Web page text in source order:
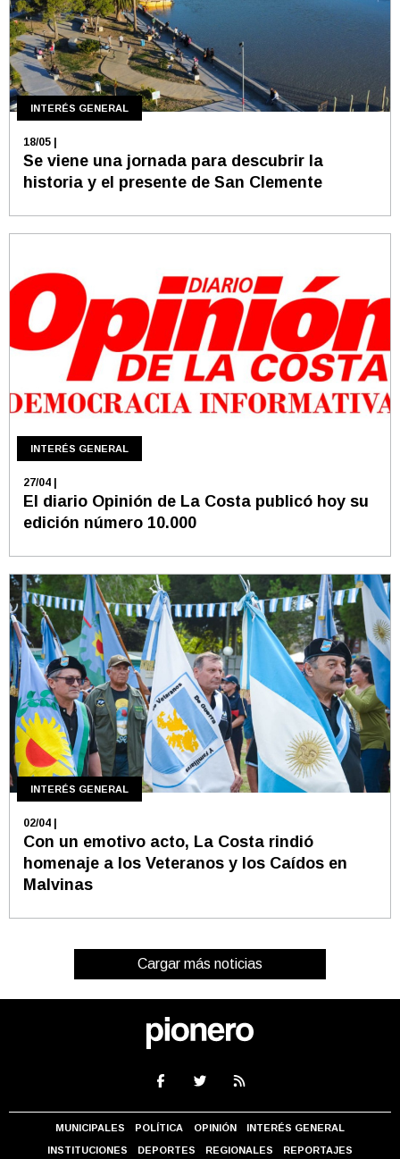
INTERÉS GENERAL
18/05
Se viene una jornada para descubrir la
historia y el presente de San Clemente
INTERÉS GENERAL
27/04 |
El diario Opinión de La Costa publicó hoy su
edición número 10.000
INTERÉS GENERAL
02/04 |
Con un emotivo acto, La Costa rindió
homenaje a los Veteranos y los Caídos en
Malvinas
Cargar más noticias
MUNICIPALES POLÍTICA OPINIÓN INTERÉS GENERAL
INSTITUCIONES DEPORTES REGIONALES REPORTAJES